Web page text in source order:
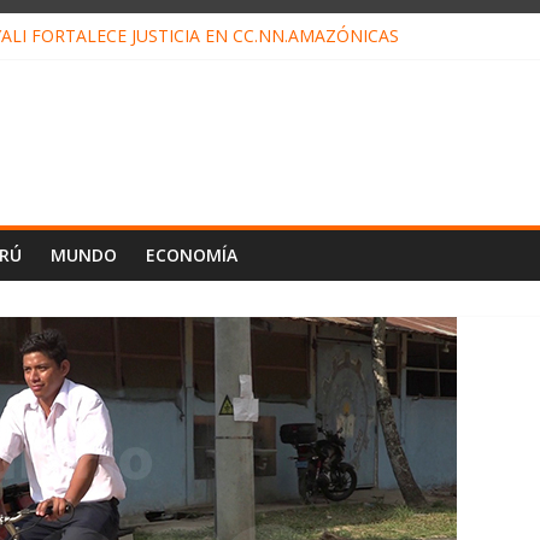
IRREGULARIDADES EN COMPRA COMBUSTIBLE
MUNDO ECONOMÍA